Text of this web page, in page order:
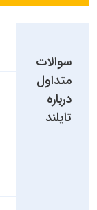
سوالات
متداول
درباره
تایلند